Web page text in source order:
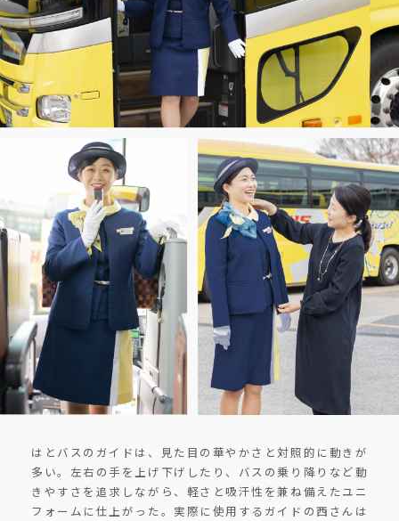
はとバスのガイドは、見た目の華やかさと対照的に動きが
多い。左右の手を上げ下げしたり、バスの乗り降りなど動
きやすさを追求しながら、軽さと吸汗性を兼ね備えたユニ
フォームに仕上がった。実際に使用するガイドの西さんは